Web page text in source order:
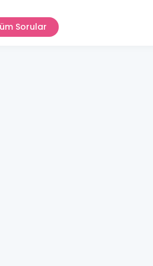
Sorular